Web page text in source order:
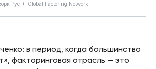
Рус Global Factoring Network
в период, когда большинство
факторинговая отрасль — это